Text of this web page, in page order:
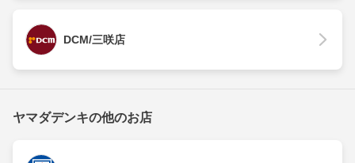
DCM/三咲店
ヤマダデンキの他のお店